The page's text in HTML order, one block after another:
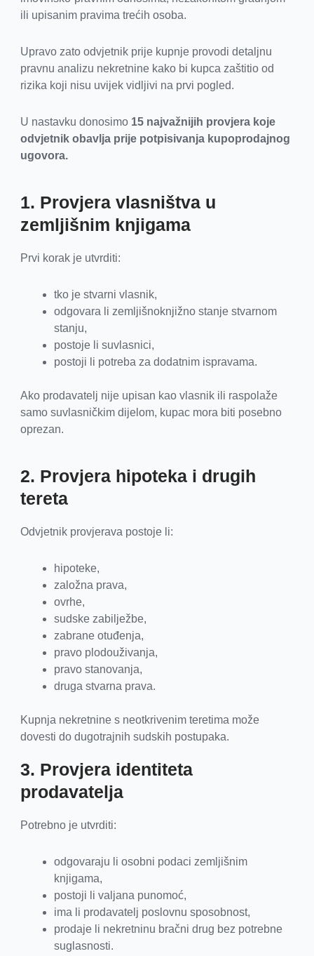
ili upisanim pravima trećih osoba.
Upravo zato odvjetnik prije kupnje provodi detaljnu
pravnu analizu nekretnine kako bi kupca zaštitio od
rizika koji nisu uvijek vidljivi na prvi pogled.
U nastavku donosimo 15 najvažnijih provjera koje
odvjetnik obavlja prije potpisivanja kupoprodajnog
ugovora.
1. Provjera vlasništva u
zemljišnim knjigama
Prvi korak je utvrditi:
tko je stvarni vlasnik,
odgovara li zemljišnoknjižno stanje stvarnom
stanju,
postoje li suvlasnici,
postoji li potreba za dodatnim ispravama.
Ako prodavatelj nije upisan kao vlasnik ili raspolaže
samo suvlasničkim dijelom, kupac mora biti posebno
oprezan.
2. Provjera hipoteka i drugih
tereta
Odvjetnik provjerava postoje li:
hipoteke,
založna prava,
ovrhe,
sudske zabilježbe,
zabrane otuđenja,
pravo plodouživanja,
pravo stanovanja,
druga stvarna prava.
Kupnja nekretnine s neotkrivenim teretima može
dovesti do dugotrajnih sudskih postupaka.
3. Provjera identiteta
prodavatelja
Potrebno je utvrditi:
odgovaraju li osobni podaci zemljišnim
knjigama,
postoji li valjana punomoć,
ima li prodavatelj poslovnu sposobnost,
prodaje li nekretninu bračni drug bez potrebne
suglasnosti.